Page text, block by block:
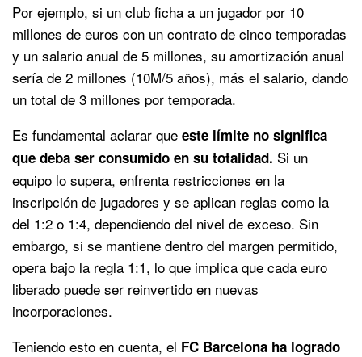
Por ejemplo, si un club ficha a un jugador por 10
millones de euros con un contrato de cinco temporadas
y un salario anual de 5 millones, su amortización anual
sería de 2 millones (10M/5 años), más el salario, dando
un total de 3 millones por temporada.
Es fundamental aclarar que este límite no significa
que deba ser consumido en su totalidad. Si un
equipo lo supera, enfrenta restricciones en la
inscripción de jugadores y se aplican reglas como la
del 1:2 o 1:4, dependiendo del nivel de exceso. Sin
embargo, si se mantiene dentro del margen permitido,
opera bajo la regla 1:1, lo que implica que cada euro
liberado puede ser reinvertido en nuevas
incorporaciones.
Teniendo esto en cuenta, el FC Barcelona ha logrado